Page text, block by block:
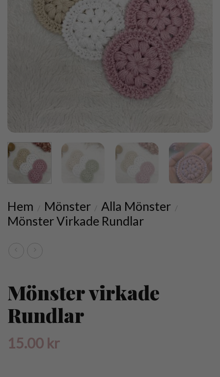
Hem / Mönster / Alla Mönster /
Mönster Virkade Rundlar
Mönster virkade
Rundlar
15.00 kr